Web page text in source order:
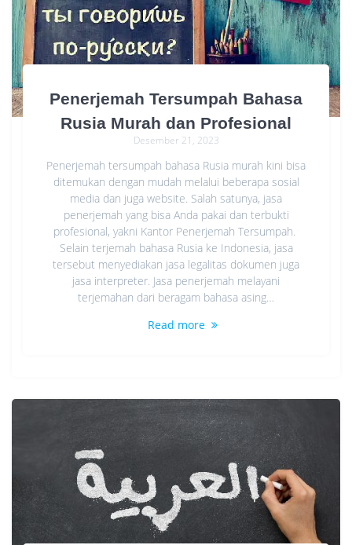
Penerjemah Tersumpah Bahasa
Rusia Murah dan Profesional
Desember 21, 2023
Penerjemah tersumpah bahasa Rusia murah kini bisa
ditemukan dengan mudah melalui beberapa sosial
media dan juga website. Salah satunya, jasa
penerjemah yang bisa Anda pakai dan terbukti
profesional, yakni Kantor Penerjemah Tersumpah.
Selain terjemah bahasa Rusia ke Indonesia, jasa
tersebut menyediakan jasa legalitas dokumen juga
jasa interpreter. Jasa penerjemah melayani
terjemahan dari beragam bahasa asing…
Read more